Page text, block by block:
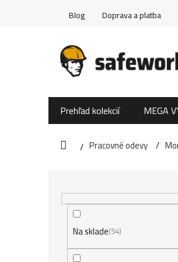
Blog Doprava a platba
Prehľad kolekcií MEGA
DomovPracovné odevy
Na sklade 54